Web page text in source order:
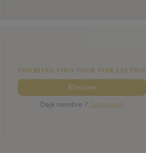
INSCRIVEZ-VOUS POUR VOIR LES PRIX
S'inscrire
Déjà membre ? Connexion